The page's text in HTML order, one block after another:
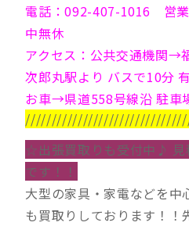
電話：092-407-1016 営
中無休
アクセス：公共交通機関→
次郎丸駅より バスで10分
お車→県道558号線沿 駐車
☆出張買取りも受付中♪ 見
です！！
大型の家具・家電などを中
も買取りしております！！